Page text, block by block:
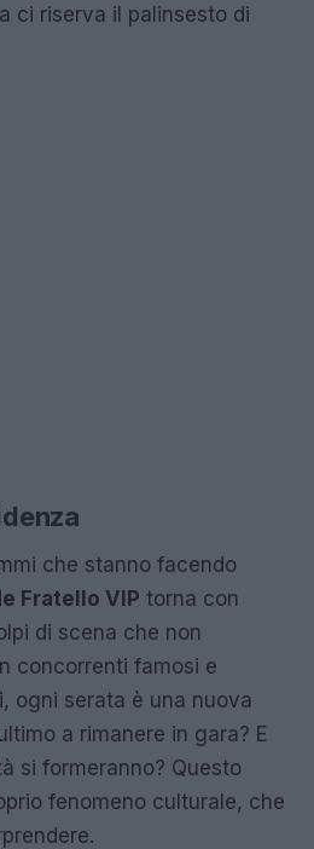
ci riserva il palinsesto di
che stanno facendo
Fratello VIP torna con
di scena che non
concorrenti famosi e
ogni serata è una nuova
a rimanere in gara? E
si formeranno? Questo
fenomeno culturale, che